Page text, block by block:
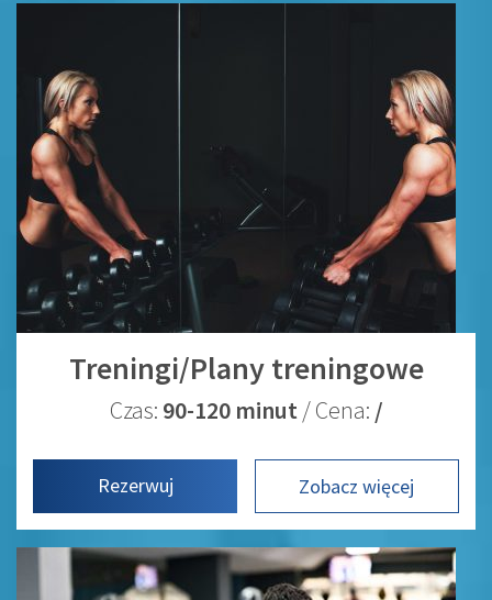
Treningi/Plany treningowe
Czas: 90-120 minut / Cena: /
Rezerwuj Zobacz więcej